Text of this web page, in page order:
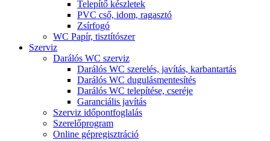
Telepítő készletek
PVC cső, idom, ragasztó
Zsírfogó
WC Papír, tisztítószer
Szerviz
Darálós WC szerviz
Darálós WC szerelés, javítás, karbantartás
Darálós WC dugulásmentesítés
Darálós WC telepítése, cseréje
Garanciális javítás
Szerviz időpontfoglalás
Szerelőprogram
Online gépregisztráció